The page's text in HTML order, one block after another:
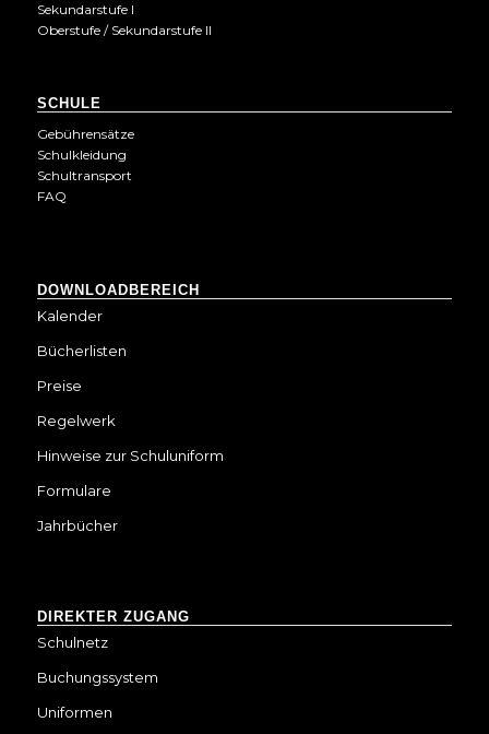
Sekundarstufe I
Oberstufe / Sekundarstufe II
SCHULE
Gebührensätze
Schulkleidung
Schultransport
FAQ
DOWNLOADBEREICH
Kalender
Bücherlisten
Preise
Regelwerk
Hinweise zur Schuluniform
Formulare
Jahrbücher
DIREKTER ZUGANG
Schulnetz
Buchungssystem
Uniformen